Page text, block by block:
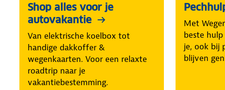
Shop alles voor je
autovakantie
Van elektrische koelbox tot
handige dakkoffer &
wegenkaarten. Voor een relaxte
roadtrip naar je
vakantiebestemming.
Met
beste
je, ook bij
blijven